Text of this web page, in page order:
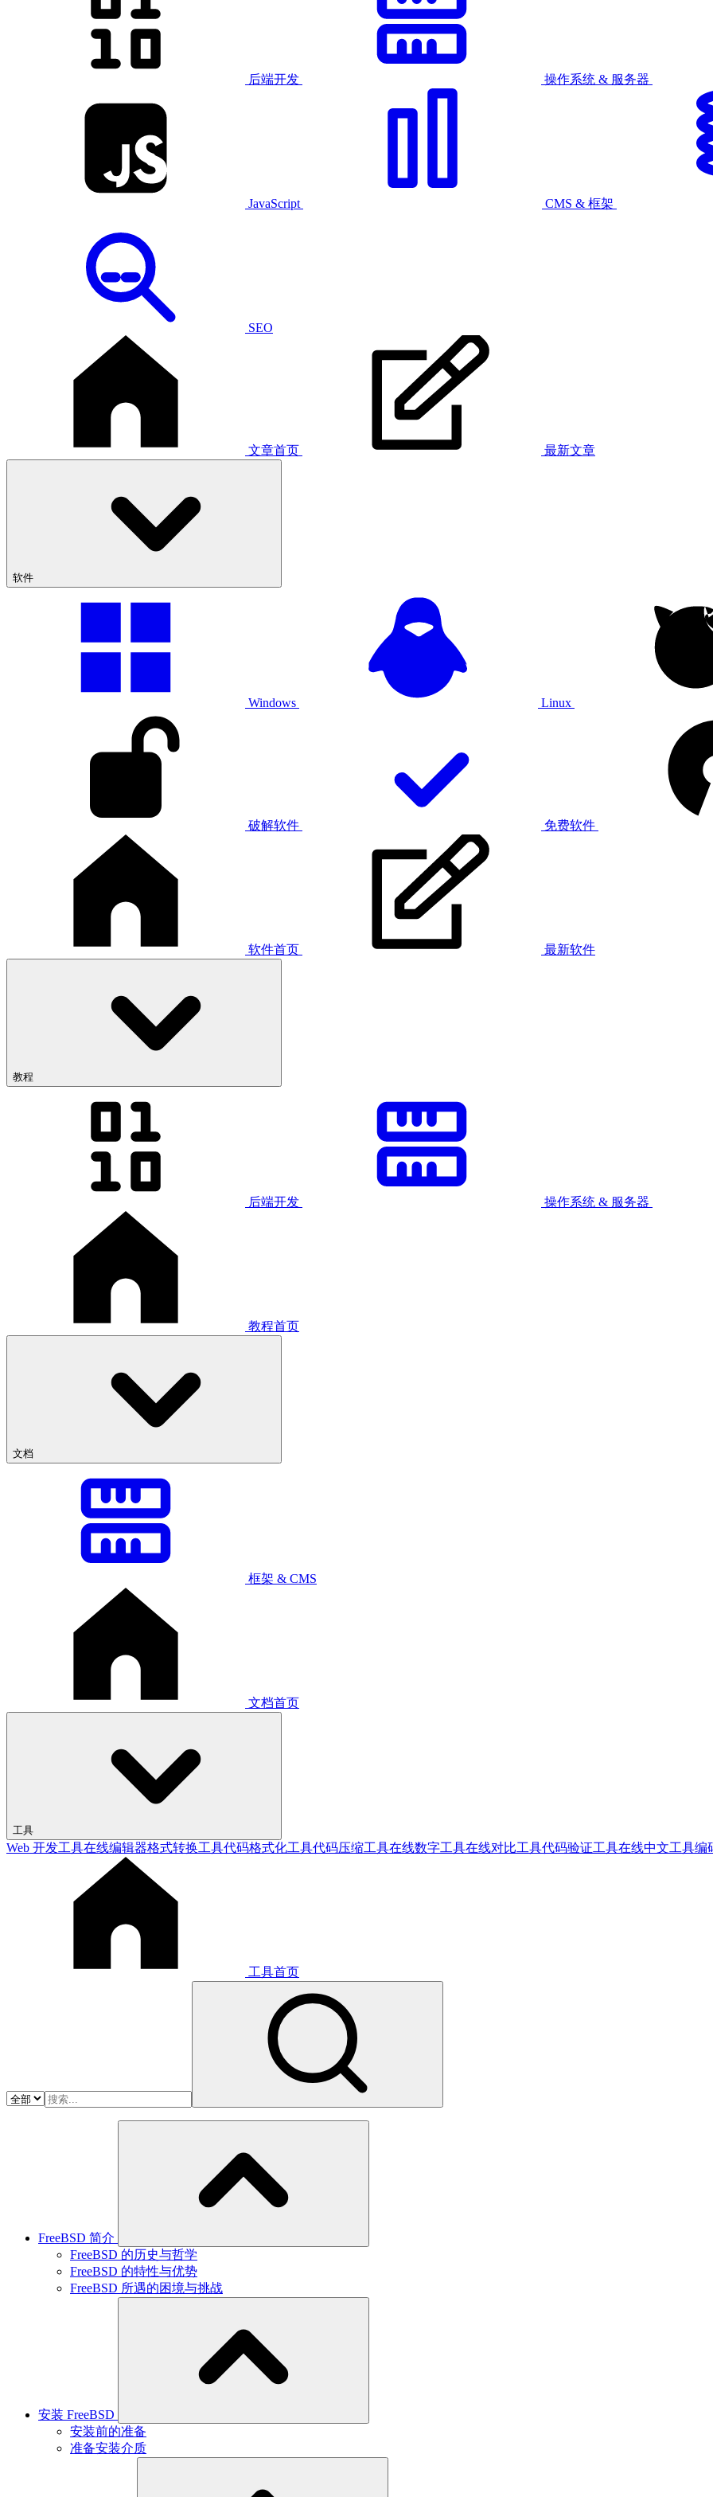
后端开发 操作系统 & 服务器
JavaScript CMS & 框架
SEO
文章首页 最新文章
软件
Windows Linux
破解软件 免费软件
软件首页 最新软件
教程
后端开发 操作系统 & 服务器
教程首页
文档
框架 & CMS
文档首页
工具
Web 开发工具在线编辑器格式转换工具代码格式化工具代码压缩工具在线数字工具在线对比工具代码验证工具在线中文工具编
工具首页
FreeBSD 简介
FreeBSD 的历史与哲学
FreeBSD 的特性与优势
FreeBSD 所遇的困境与挑战
安装 FreeBSD
安装前的准备
准备安装介质